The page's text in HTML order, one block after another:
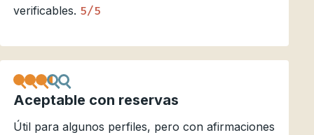
verificables. 5/5
Aceptable con reservas
Útil para algunos perfiles, pero con afirmaciones